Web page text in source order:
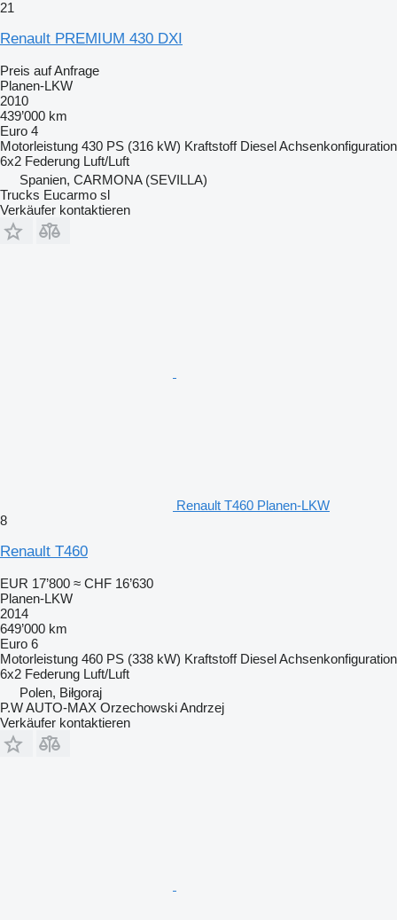
21
Renault PREMIUM 430 DXI
Preis auf Anfrage
Planen-LKW
2010
439’000 km
Euro 4
Motorleistung 430 PS (316 kW) Kraftstoff DieselAchsenkonfiguration
6x2 Federung Luft/Luft
Spanien, CARMONA (SEVILLA)
Trucks Eucarmo sl
Verkäufer kontaktieren
Renault T460 Planen-LKW
8
Renault T460
EUR 17’800 ≈ CHF 16’630
Planen-LKW
2014
649’000 km
Euro 6
Motorleistung 460 PS (338 kW) Kraftstoff DieselAchsenkonfiguration
6x2 Federung Luft/Luft
Polen, Biłgoraj
P.W AUTO-MAX Orzechowski Andrzej
Verkäufer kontaktieren